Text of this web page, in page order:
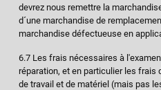
devrez nous remettre la
d´une marchandise de
marchandise défectueuse en
6.7 Les frais nécessaires à
réparation, et en particulier les frais
de travail et de matériel (mais pas